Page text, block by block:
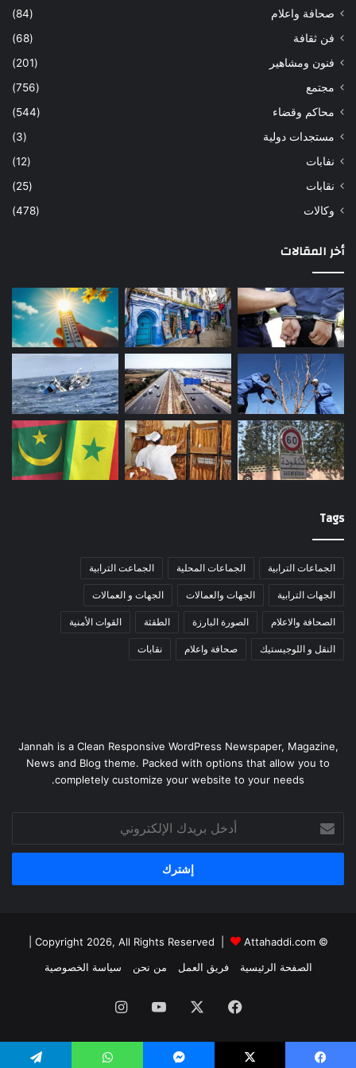
صحافة واعلام
(84)
فن ثقافة
(68)
فنون ومشاهير
(201)
مجتمع
(756)
محاكم وقضاء
(544)
مستجدات دولية
(3)
نفابات
(12)
نقابات
(25)
وكالات
(478)
أخر المقالات
Tags
الجماعات الترابية الجماعات المحلية الجماعت الترابية
الجهات الترابية الجهات والعمالات الجهات و العمالات
الصحافة والاعلام الصورة البارزة الطقثة القوات الأمنية
النقل و اللوجيستيك صحافة واعلام نقابات
Jannah is a Clean Responsive WordPress Newspaper, Magazine,
News and Blog theme. Packed with options that allow you to
completely customize your website to your needs.
أدخل
بريدك
الإلكتروني
© Copyright 2026, All Rights Reserved |
Attahaddi.com
الصفحة الرئيسية
فريق العمل من نحن سياسة الخصوصية
فيسبوك يوتيوب